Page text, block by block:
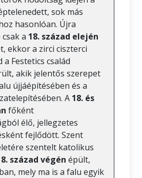
sok más
hasonlóan. Újra
a 18. század elején
ekkor a zirci ciszterci
a Festetics család
akik jelentős szerepet
újjáépítésében és a
A 18. és
főként
élő, jellegzetes
fejlődött. Szent
szentelt katolikus
század végén épült,
mely ma is a falu egyik